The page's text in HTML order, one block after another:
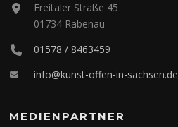
Freitaler Straße 45
01734 Rabenau
01578 / 8463459
info@kunst-offen-in-sachsen.de
MEDIENPARTNER